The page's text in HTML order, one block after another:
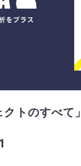
トのすべて」